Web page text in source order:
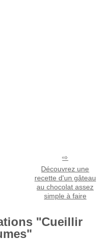
Découvrez une
recette d'un gâteau
au chocolat assez
simple à faire
"Cueillir